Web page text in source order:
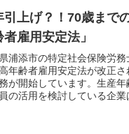
引上げ？！70歳まで
者雇用安定法」
浦添市の特定社会保険労
年齢者雇用安定法が改正
が開始しています。生産
の活用を検討している企業